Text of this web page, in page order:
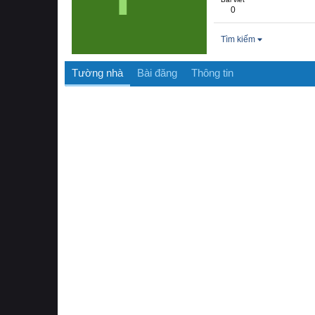
0
Tìm kiếm
Tường nhà Bài đăng Thông tin